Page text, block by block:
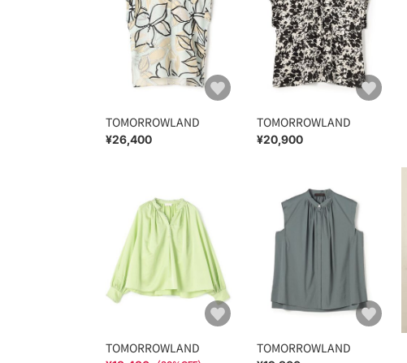
TOMORROWLAND
¥26,400
TOMORROWLAND
¥20,900
TOMORROWLAND TOMORROWLAND